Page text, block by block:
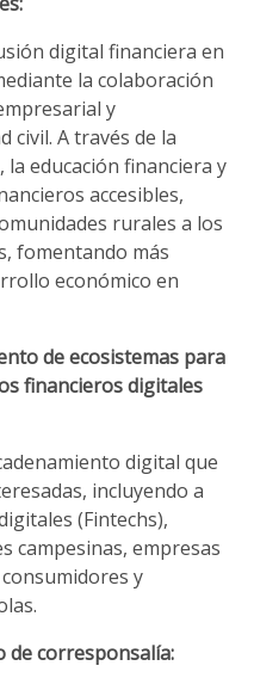
digital financiera en
la colaboración
y
civil. A través de la
la educación financiera y
accesibles,
rurales a los
fomentando más
económico en
de ecosistemas para
financieros digitales
digital que
incluyendo a
(Fintechs),
campesinas, empresas
y
de corresponsalía: